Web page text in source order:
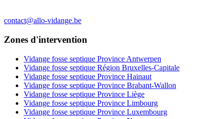
contact@allo-vidange.be
Zones d'intervention
Vidange fosse septique Province Antwerpen
Vidange fosse septique Région Bruxelles-Capitale
Vidange fosse septique Province Hainaut
Vidange fosse septique Province Brabant-Wallon
Vidange fosse septique Province Liège
Vidange fosse septique Province Limbourg
Vidange fosse septique Province Luxembourg